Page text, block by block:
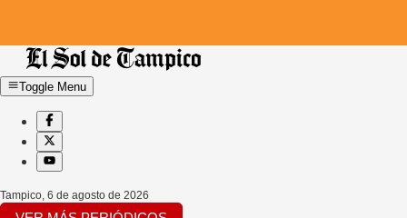
Toggle Menu
Tampico, 6 de agosto de 2026